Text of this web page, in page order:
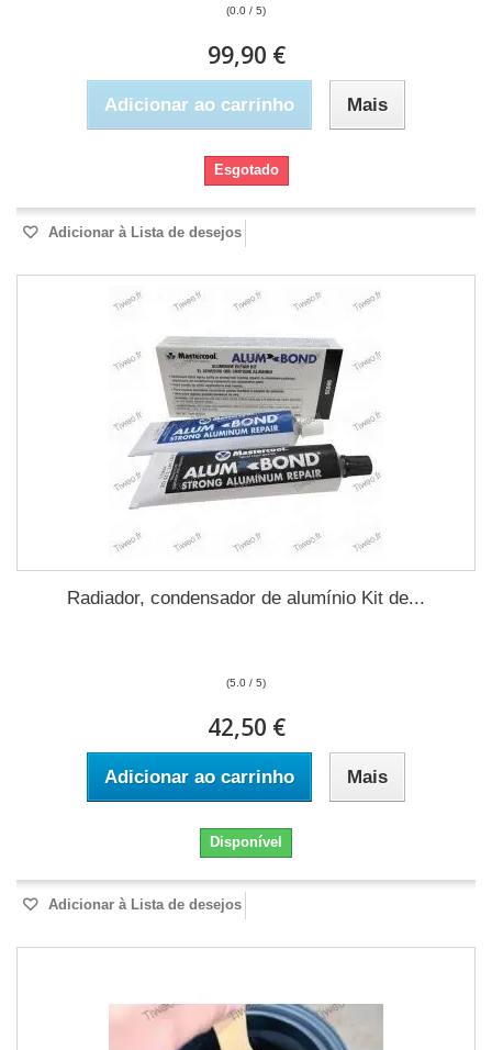
(0.0 / 5)
99,90 €
Adicionar ao carrinho Mais
Esgotado
Adicionar à Lista de desejos
Radiador, condensador de alumínio Kit de...
(5.0 / 5)
42,50 €
Adicionar ao carrinho Mais
Disponível
Adicionar à Lista de desejos